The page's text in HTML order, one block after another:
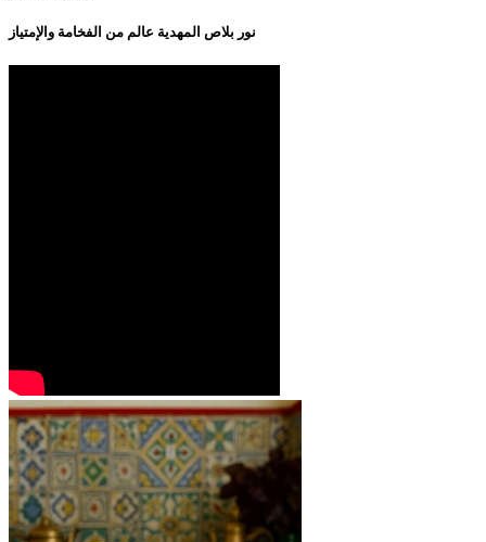
نور بلاص المهدية عالم من الفخامة والإمتياز